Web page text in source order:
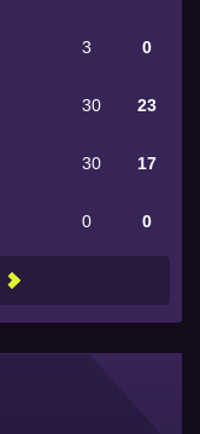
3 0
30 23
30 17
0 0